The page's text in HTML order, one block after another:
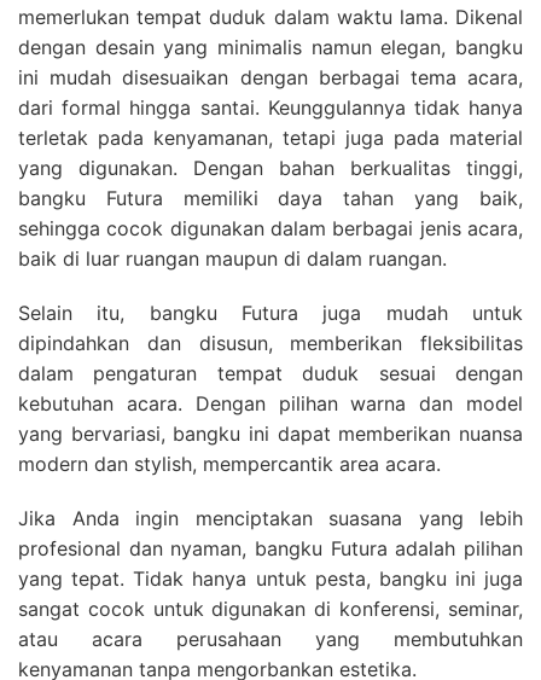
memerlukan tempat duduk dalam waktu lama. Dikenal
dengan desain yang minimalis namun elegan, bangku
ini mudah disesuaikan dengan berbagai tema acara,
dari formal hingga santai. Keunggulannya tidak hanya
terletak pada kenyamanan, tetapi juga pada material
yang digunakan. Dengan bahan berkualitas tinggi,
bangku Futura memiliki daya tahan yang baik,
sehingga cocok digunakan dalam berbagai jenis acara,
baik di luar ruangan maupun di dalam ruangan.
Selain itu, bangku Futura juga mudah untuk
dipindahkan dan disusun, memberikan fleksibilitas
dalam pengaturan tempat duduk sesuai dengan
kebutuhan acara. Dengan pilihan warna dan model
yang bervariasi, bangku ini dapat memberikan nuansa
modern dan stylish, mempercantik area acara.
Jika Anda ingin menciptakan suasana yang lebih
profesional dan nyaman, bangku Futura adalah pilihan
yang tepat. Tidak hanya untuk pesta, bangku ini juga
sangat cocok untuk digunakan di konferensi, seminar,
atau acara perusahaan yang membutuhkan
kenyamanan tanpa mengorbankan estetika.